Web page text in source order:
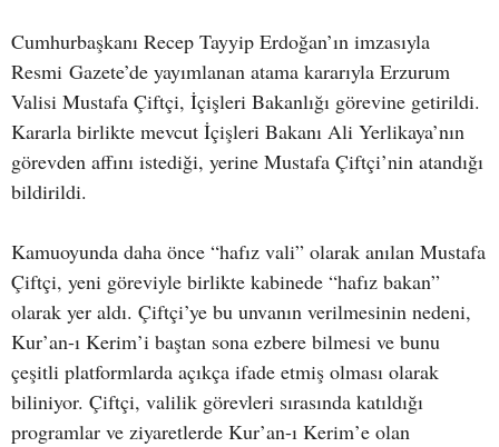
Cumhurbaşkanı Recep Tayyip Erdoğan’ın imzasıyla
Resmi Gazete’de yayımlanan atama kararıyla Erzurum
Valisi Mustafa Çiftçi, İçişleri Bakanlığı görevine getirildi.
Kararla birlikte mevcut İçişleri Bakanı Ali Yerlikaya’nın
görevden affını istediği, yerine Mustafa Çiftçi’nin atandığı
bildirildi.
Kamuoyunda daha önce “hafız vali” olarak anılan Mustafa
Çiftçi, yeni göreviyle birlikte kabinede “hafız bakan”
olarak yer aldı. Çiftçi’ye bu unvanın verilmesinin nedeni,
Kur’an-ı Kerim’i baştan sona ezbere bilmesi ve bunu
çeşitli platformlarda açıkça ifade etmiş olması olarak
biliniyor. Çiftçi, valilik görevleri sırasında katıldığı
programlar ve ziyaretlerde Kur’an-ı Kerim’e olan